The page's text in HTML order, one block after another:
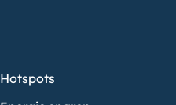
Hotspots